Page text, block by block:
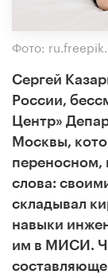
Фото:
Сергей
России,
Центр»
Москвы,
переносном,
слова:
складывал
навыки
им в МИСИ.